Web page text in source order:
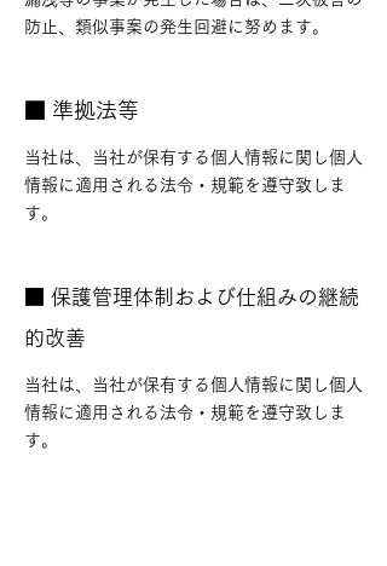
防止、類似事案の発生回避に努めます。
■ 準拠法等
当社は、当社が保有する個人情報に関し個人
情報に適用される法令・規範を遵守致しま
す。
■ 保護管理体制および仕組みの継続
的改善
当社は、当社が保有する個人情報に関し個人
情報に適用される法令・規範を遵守致しま
す。